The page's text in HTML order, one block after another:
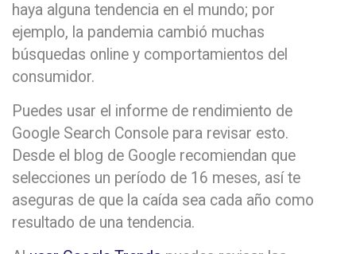
haya alguna tendencia en el mundo; por
ejemplo, la pandemia cambió muchas
búsquedas online y comportamientos del
consumidor.
Puedes usar el informe de rendimiento de
Google Search Console para revisar esto.
Desde el blog de Google recomiendan que
selecciones un período de 16 meses, así te
aseguras de que la caída sea cada año como
resultado de una tendencia.